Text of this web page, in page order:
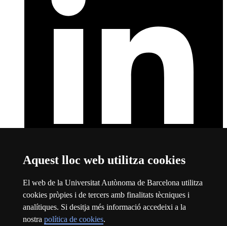
Aquest lloc web utilitza cookies
El web de la Universitat Autònoma de Barcelona utilitza
cookies pròpies i de tercers amb finalitats tècniques i
analítiques. Si desitja més informació accedeixi a la
nostra política de cookies.
LinkedInAquest enllaç s'obre en una finestra nova
Sobre el web
Universitat Autònoma de Barcelona
Avís legalAquest enllaç s'obre en una finestra nova